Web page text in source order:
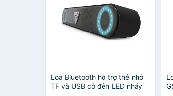
Loa Bluetooth hỗ trợ thẻ nhớ
TF và USB có đèn LED nháy